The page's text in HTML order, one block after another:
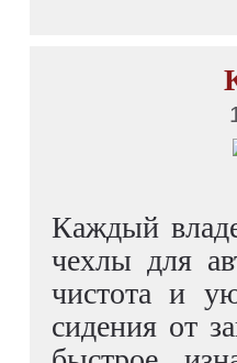
Каждый
чехлы для
чистота и
сидения от